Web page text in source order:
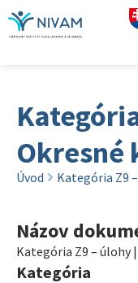
Okresné
Úvod Kategória Z9
Názov
Kategória Z9 – úlohy
Kategória